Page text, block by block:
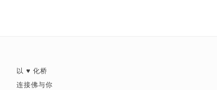
以 ♥ 化桥
连接佛与你